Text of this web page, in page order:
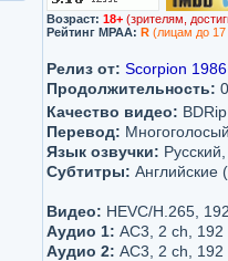
Возраст: 18+ (зрителям,
Рейтинг MPAA: R (лицам до 17
Релиз от: Scorpion 1986
Продолжительность:
Качество видео:
Перевод:
Язык озвучки:
Субтитры: Английские
Видео: HEVC/H.265,
Аудио 1: AC3, 2 ch,
Аудио 2: AC3, 2 ch, 192